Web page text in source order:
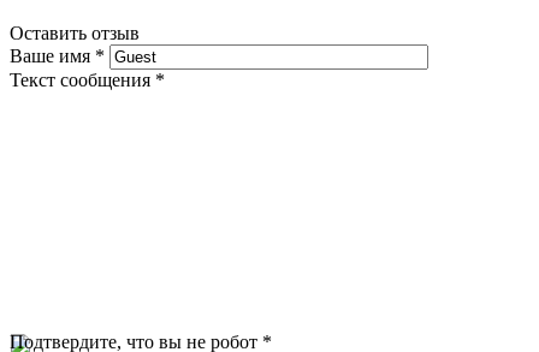
Оставить отзыв
Ваше имя *
Текст сообщения *
Подтвердите, что вы не робот *